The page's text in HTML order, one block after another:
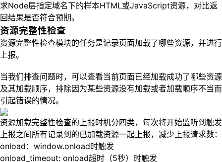
求Node层指定域名下的样本HTML或JavaScript资源，对比返
回结果是否符合预期。
资源完整性检查
资源完整性检查模块的任务是记录页面加载了哪些资源，并进行
上报。
当我们排查问题时，可以查看当前页面已经加载成功了哪些资源
及其加载顺序，排除因为某些资源没有加载或者加载顺序不当而
引起错误的情况。
资源加载完整性检查的上报时机分四类，每次将开始监听到触发
上报之间所有记录到的已加载资源一起上报，减少上报请求数：
onload：window.onload时触发
onload_timeout: onload超时（5秒）时触发